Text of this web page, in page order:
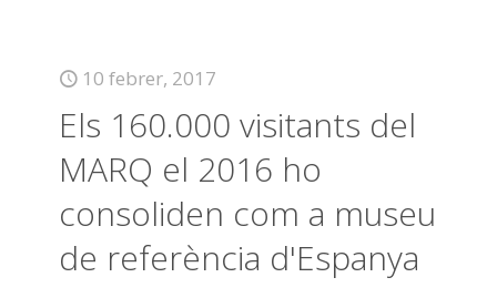
10 febrer, 2017
Els 160.000 visitants del
MARQ el 2016 ho
consoliden com a museu
de referència d'Espanya